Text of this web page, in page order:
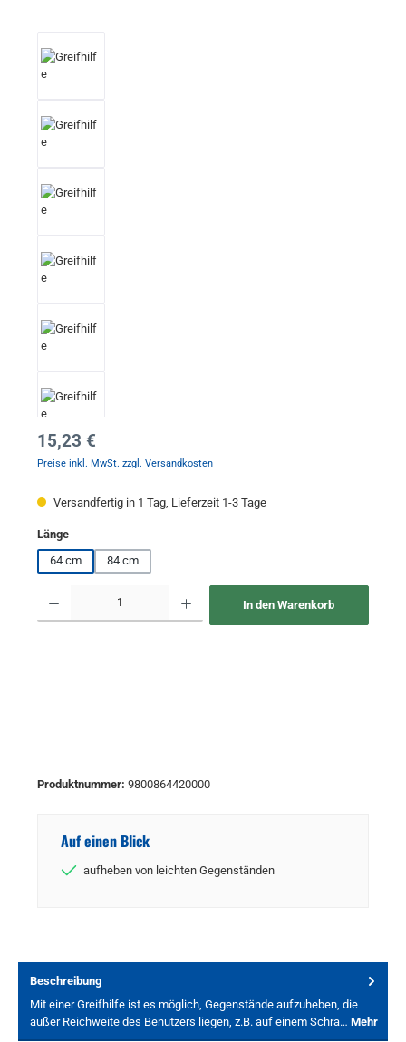
Regulärer Preis:
15,23 €
Preise inkl. MwSt. zzgl. Versandkosten
Versandfertig in 1 Tag, Lieferzeit 1-3 Tage
Längeauswählen
64 cm
84 cm
In den Warenkorb
Produktnummer: 9800864420000
Auf einen Blick
aufheben von leichten Gegenständen
Beschreibung
Mit einer Greifhilfe ist es möglich, Gegenstände aufzuheben, die
außer Reichweite des Benutzers liegen, z.B. auf einem Schra… Mehr